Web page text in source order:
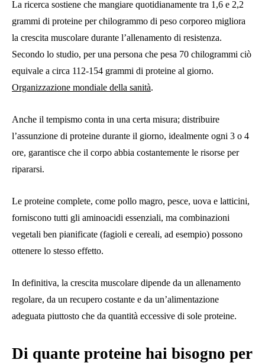
La ricerca sostiene che mangiare quotidianamente tra 1,6 e 2,2
grammi di proteine ​​per chilogrammo di peso corporeo migliora
la crescita muscolare durante l’allenamento di resistenza.
Secondo lo studio, per una persona che pesa 70 chilogrammi ciò
equivale a circa 112-154 grammi di proteine ​​al giorno.
Organizzazione mondiale della sanità.
Anche il tempismo conta in una certa misura; distribuire
l’assunzione di proteine ​​durante il giorno, idealmente ogni 3 o 4
ore, garantisce che il corpo abbia costantemente le risorse per
ripararsi.
Le proteine ​​complete, come pollo magro, pesce, uova e latticini,
forniscono tutti gli aminoacidi essenziali, ma combinazioni
vegetali ben pianificate (fagioli e cereali, ad esempio) possono
ottenere lo stesso effetto.
In definitiva, la crescita muscolare dipende da un allenamento
regolare, da un recupero costante e da un’alimentazione
adeguata piuttosto che da quantità eccessive di sole proteine.
Di quante proteine ​​hai bisogno per